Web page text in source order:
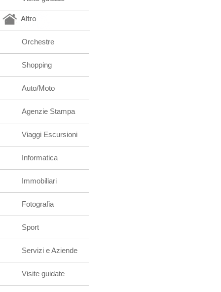
Altro
Orchestre
Shopping
Auto/Moto
Agenzie Stampa
Viaggi Escursioni
Informatica
Immobiliari
Fotografia
Sport
Servizi e Aziende
Visite guidate